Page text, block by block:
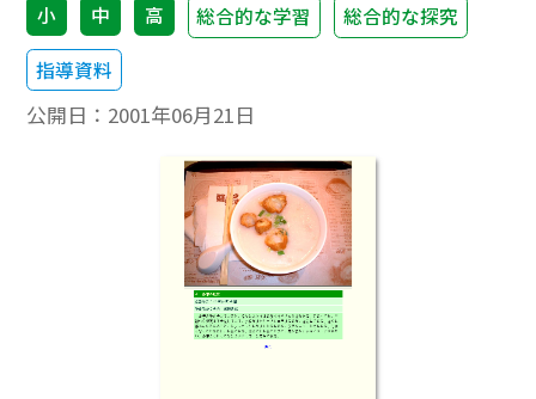
小 中 高 総合的な学習
総合的な探究
指導資料
公開日： 2001年06月21日